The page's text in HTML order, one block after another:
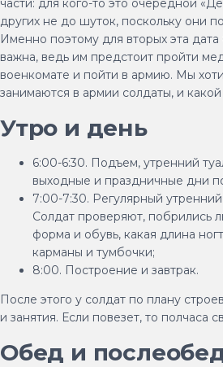
части: для кого-то это очередной
других не до шуток, поскольку они
Именно поэтому для вторых эта дата
важна, ведь им предстоит пройти
военкомате и пойти в армию. Мы
занимаются в армии солдаты, и
Утро и день
6:00-6:30. Подъем, утренний
выходные и праздничные дни
7:00-7:30. Регулярный
Солдат проверяют, побрились
форма и обувь, какая длина
карманы и тумбочки;
8:00. Построение и завтрак.
После этого у солдат по плану
и занятия. Если повезет, то полчаса
Обед и